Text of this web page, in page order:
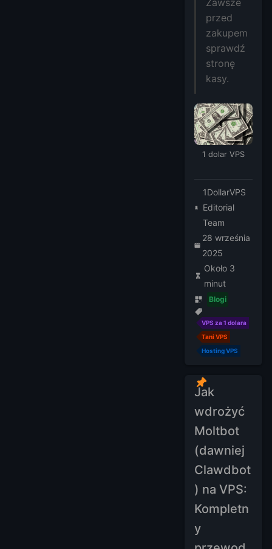
Zawsze
przed
zakupem
sprawdź
stronę
kasy.
1 dolar VPS
1DollarVPS
Editorial
Team
28 września
2025
Około 3
minut
Blogi
VPS za 1 dolara
Tani VPS
Hosting VPS
Jak
wdrożyć
Moltbot
(dawniej
Clawdbot
) na VPS:
Kompletn
y